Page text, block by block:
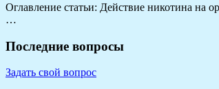
Оглавление статьи: Действие никотина на
…
Последние вопросы
Задать свой вопрос